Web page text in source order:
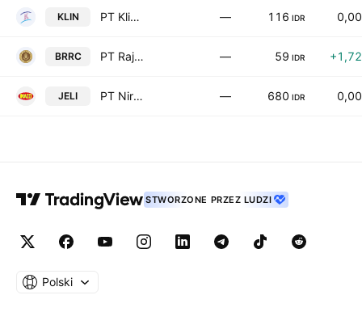
KLIN PT Klinko Karya Imaji Tbk — 116 IDR
BRRC PT Raja Roti Cemerlang Tbk — 59 IDR
JELI PT Niramas Utama Tbk — 680 IDR
STWORZONE PRZEZ LUDZI
Polski